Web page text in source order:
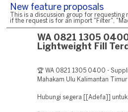
New feature proposals
This is a discussion group for
if the request is for an import "Filter",
WA 0821 1305
Lightweight Fill
🏆 WA 0821 1305 0400 -
Mahakam Ulu Kalimantan
Hubungi segera [[Adefa]]